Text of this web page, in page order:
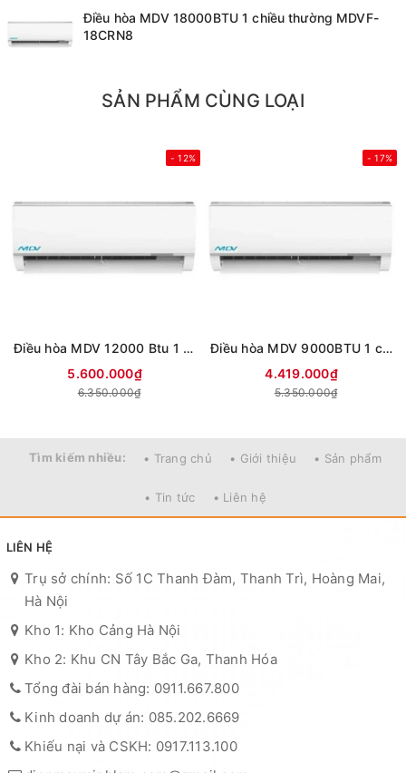
Điều hòa MDV 18000BTU 1 chiều thường MDVF-
18CRN8
SẢN PHẨM CÙNG LOẠI
- 12%
Điều hòa MDV 12000 Btu 1 chiều thường MDVF-13CRN8
5.600.000₫
6.350.000₫
- 17%
Điều hòa MDV 9000BTU 1 chiều thường MDVF-10CRN8
4.419.000₫
5.350.000₫
Tìm kiếm nhiều: • Trang chủ • Giới thiệu • Sản phẩm
• Tin tức • Liên hệ
LIÊN HỆ
Trụ sở chính: Số 1C Thanh Đàm, Thanh Trì, Hoàng Mai,
Hà Nội
Kho 1: Kho Cảng Hà Nội
Kho 2: Khu CN Tây Bắc Ga, Thanh Hóa
Tổng đài bán hàng: 0911.667.800
Kinh doanh dự án: 085.202.6669
Khiếu nại và CSKH: 0917.113.100